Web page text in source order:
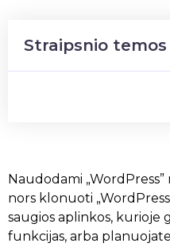
Straipsnio
Naudodami
nors klonuoti
saugios aplinkos,
funkcijas, arba